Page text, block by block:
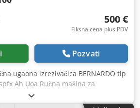
500 €
Fiksna cena plus PDV
Pozvati
ugaona izrezivačica BERNARDO tip
Ah Uoa Ručna mašina za
A17010320 Godina proizvodnje: 2017
Debljina materijala pri 40 kg/mm²: